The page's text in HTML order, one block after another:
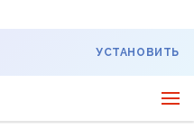
УСТАНОВИТЬ